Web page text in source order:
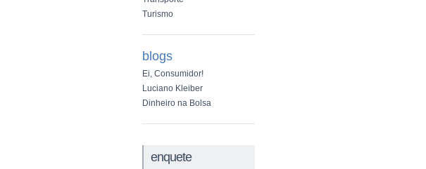
Turismo
blogs
Ei, Consumidor!
Luciano Kleiber
Dinheiro na Bolsa
enquete